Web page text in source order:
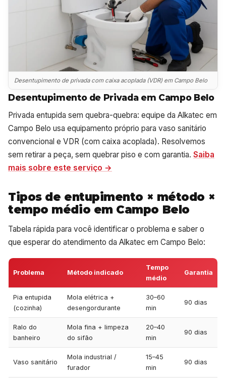
Desentupimento de privada com caixa acoplada (VDR) em Campo Belo
Desentupimento de Privada em Campo Belo
Privada entupida sem quebra-quebra: equipe da Alkatec em
Campo Belo usa equipamento próprio para vaso sanitário
convencional e VDR (com caixa acoplada). Resolvemos
sem retirar a peça, sem quebrar piso e com garantia. Saiba
mais sobre este serviço →
Tipos de entupimento × método ×
tempo médio em Campo Belo
Tabela rápida para você identificar o problema e saber o
que esperar do atendimento da Alkatec em Campo Belo:
Problema Método indicado
Tempo
médio
Garantia
Pia entupida
(cozinha)
Mola elétrica +
desengordurante
30–60
min
90 dias
Ralo do
banheiro
Mola fina + limpeza
do sifão
20–40
min
90 dias
Vaso sanitário
Mola industrial /
furador
15–45
min
90 dias